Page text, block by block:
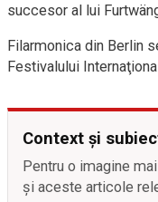
succesor al lui
Filarmonica din Berlin
Festivalului
Context și
Pentru o imagine
și aceste articole